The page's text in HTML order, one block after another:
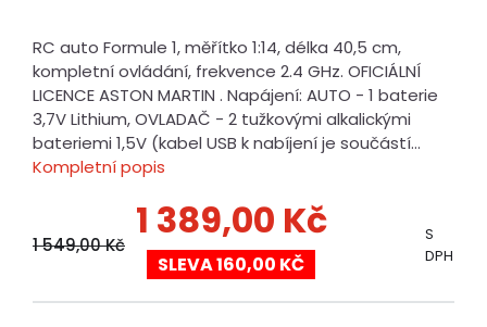
RC auto Formule 1, měřítko 1:14, délka 40,5 cm,
kompletní ovládání, frekvence 2.4 GHz. OFICIÁLNÍ
LICENCE ASTON MARTIN . Napájení: AUTO - 1 baterie
3,7V Lithium, OVLADAČ - 2 tužkovými alkalickými
bateriemi 1,5V (kabel USB k nabíjení je součástí...
Kompletní popis
1 549,00 Kč
1 389,00 Kč
SLEVA 160,00 KČ
S
DPH